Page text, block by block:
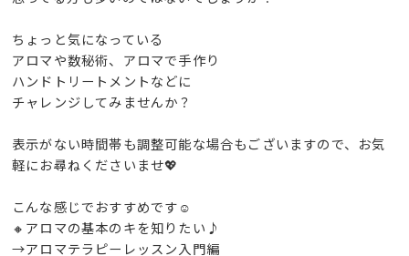
ちょっと気になっている
アロマや数秘術、アロマで手作り
ハンドトリートメントなどに
チャレンジしてみませんか？
表示がない時間帯も調整可能な場合もございますので、お気
軽にお尋ねくださいませ💖
こんな感じでおすすめです☺️
🔸アロマの基本のキを知りたい♪
→アロマテラピーレッスン入門編